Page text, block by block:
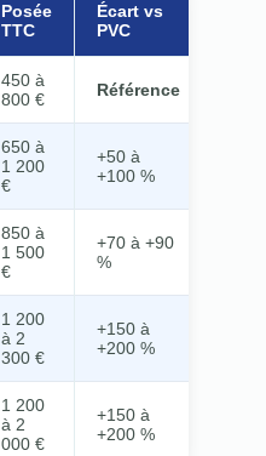
Posée
TTC
Écart vs
PVC
450 à
800 €
Référence
650 à
1 200
€
+50 à
+100 %
850 à
1 500
€
+70 à +90
%
1 200
à 2
300 €
+150 à
+200 %
1 200
à 2
000 €
+150 à
+200 %